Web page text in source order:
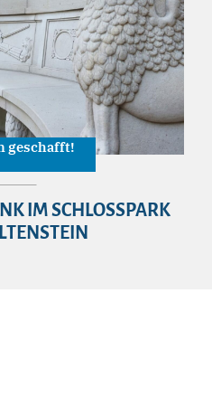
geschafft!
IM SCHLOSSPARK